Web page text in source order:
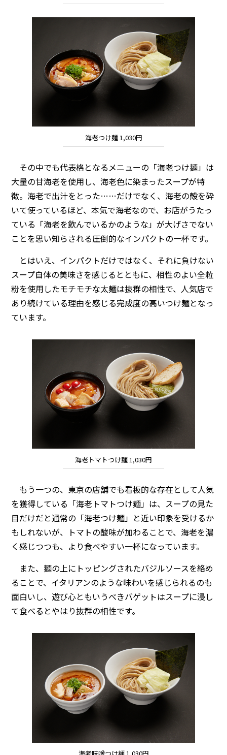
海老つけ麺 1,030円
その中でも代表格となるメニューの「海老つけ麺」は
大量の甘海老を使用し、海老色に染まったスープが特
徴。海老で出汁をとった……だけでなく、海老の殻を砕
いて使っているほど、本気で海老なので、お店がうたっ
ている「海老を飲んでいるかのような」が大げさでない
ことを思い知らされる圧倒的なインパクトの一杯です。
とはいえ、インパクトだけではなく、それに負けない
スープ自体の美味さを感じるとともに、相性のよい全粒
粉を使用したモチモチな太麺は抜群の相性で、人気店で
あり続けている理由を感じる完成度の高いつけ麺となっ
ています。
海老トマトつけ麺 1,030円
もう一つの、東京の店舗でも看板的な存在として人気
を獲得している「海老トマトつけ麺」は、スープの見た
目だけだと通常の「海老つけ麺」と近い印象を受けるか
もしれないが、トマトの酸味が加わることで、海老を濃
く感じつつも、より食べやすい一杯になっています。
また、麺の上にトッピングされたバジルソースを絡め
ることで、イタリアンのような味わいを感じられるのも
面白いし、遊び心ともいうべきバゲットはスープに浸し
て食べるとやはり抜群の相性です。